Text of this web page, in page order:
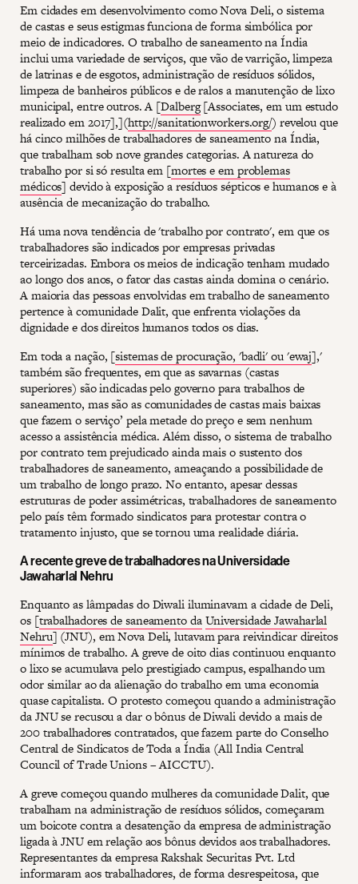
Em cidades em desenvolvimento como Nova Deli, o sistema
de castas e seus estigmas funciona de forma simbólica por
meio de indicadores. O trabalho de saneamento na Índia
inclui uma variedade de serviços, que vão de varrição, limpeza
de latrinas e de esgotos, administração de resíduos sólidos,
limpeza de banheiros públicos e de ralos a manutenção de lixo
municipal, entre outros. A [Dalberg[Associates, em um estudo
realizado em 2017],](http://sanitationworkers.org/) revelou que
há cinco milhões de trabalhadores de saneamento na Índia,
que trabalham sob nove grandes categorias. A natureza do
trabalho por si só resulta em [mortes e em problemas
médicos] devido à exposição a resíduos sépticos e humanos e à
ausência de mecanização do trabalho.
Há uma nova tendência de 'trabalho por contrato', em que os
trabalhadores são indicados por empresas privadas
terceirizadas. Embora os meios de indicação tenham mudado
ao longo dos anos, o fator das castas ainda domina o cenário.
A maioria das pessoas envolvidas em trabalho de saneamento
pertence à comunidade Dalit, que enfrenta violações da
dignidade e dos direitos humanos todos os dias.
Em toda a nação, [sistemas de procuração, 'badli' ou 'ewaj],'
também são frequentes, em que as savarnas (castas
superiores) são indicadas pelo governo para trabalhos de
saneamento, mas são as comunidades de castas mais baixas
que fazem o serviço’ pela metade do preço e sem nenhum
acesso a assistência médica. Além disso, o sistema de trabalho
por contrato tem prejudicado ainda mais o sustento dos
trabalhadores de saneamento, ameaçando a possibilidade de
um trabalho de longo prazo. No entanto, apesar dessas
estruturas de poder assimétricas, trabalhadores de saneamento
pelo país têm formado sindicatos para protestar contra o
tratamento injusto, que se tornou uma realidade diária.
A recente greve de trabalhadores na Universidade
Jawaharlal Nehru
Enquanto as lâmpadas do Diwali iluminavam a cidade de Deli,
os [trabalhadores de saneamento da Universidade Jawaharlal
Nehru] (JNU), em Nova Deli, lutavam para reivindicar direitos
mínimos de trabalho. A greve de oito dias continuou enquanto
o lixo se acumulava pelo prestigiado campus, espalhando um
odor similar ao da alienação do trabalho em uma economia
quase capitalista. O protesto começou quando a administração
da JNU se recusou a dar o bônus de Diwali devido a mais de
200 trabalhadores contratados, que fazem parte do Conselho
Central de Sindicatos de Toda a Índia (All India Central
Council of Trade Unions – AICCTU).
A greve começou quando mulheres da comunidade Dalit, que
trabalham na administração de resíduos sólidos, começaram
um boicote contra a desatenção da empresa de administração
ligada à JNU em relação aos bônus devidos aos trabalhadores.
Representantes da empresa Rakshak Securitas Pvt. Ltd
informaram aos trabalhadores, de forma desrespeitosa, que